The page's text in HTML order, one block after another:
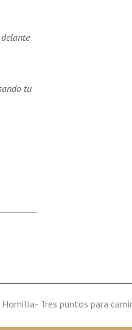
tu
next
Homilía- Tres puntos para